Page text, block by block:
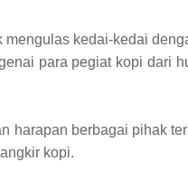
kedai-kedai
para pegiat kopi dari
harapan berbagai pihak
kopi.